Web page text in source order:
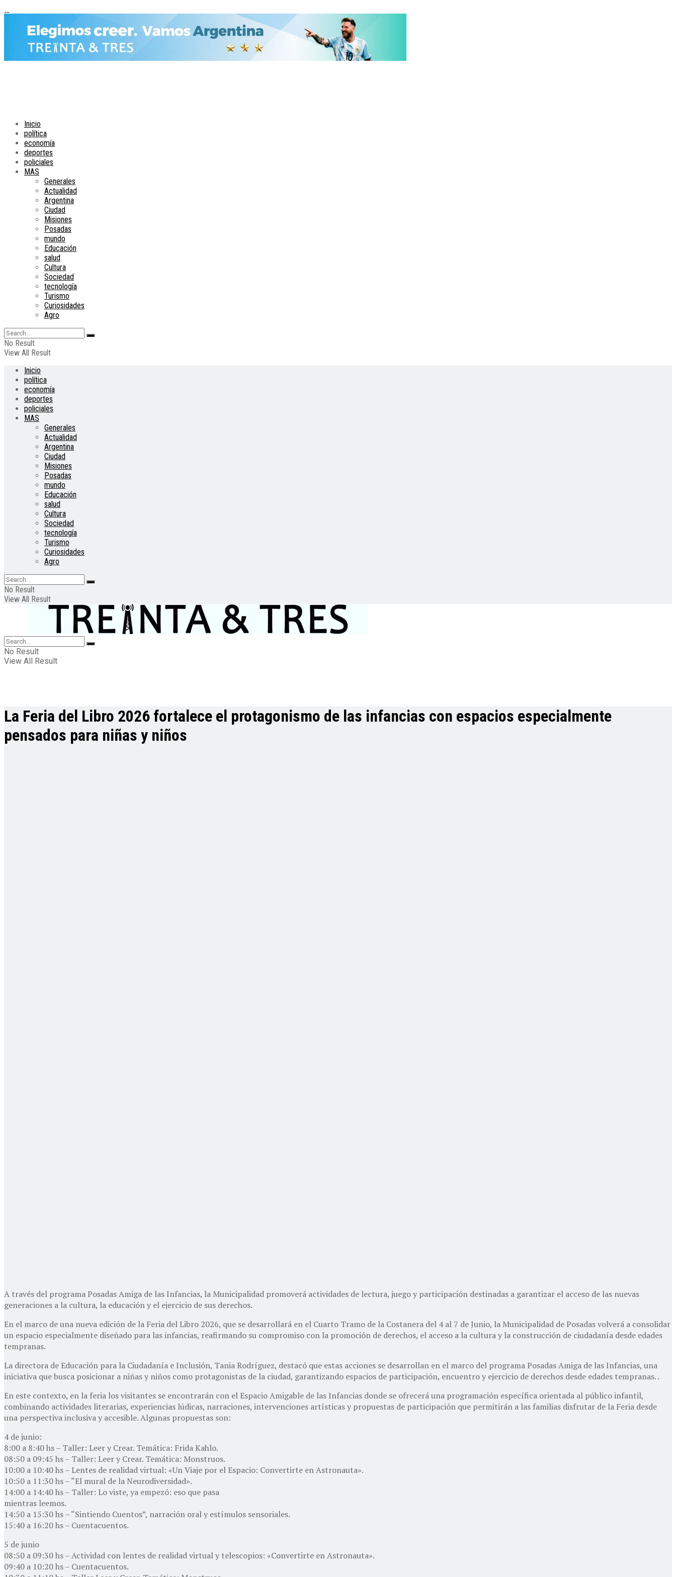
Inicio
política
economía
deportes
policiales
MAS
Generales
Actualidad
Argentina
Ciudad
Misiones
Posadas
mundo
Educación
salud
Cultura
Sociedad
tecnología
Turismo
Curiosidades
Agro
No Result
View All Result
Inicio
política
economía
deportes
policiales
MAS
Generales
Actualidad
Argentina
Ciudad
Misiones
Posadas
mundo
Educación
salud
Cultura
Sociedad
tecnología
Turismo
Curiosidades
Agro
No Result
View All Result
No Result
View All Result
La Feria del Libro 2026 fortalece el protagonismo de las infancias con espacios especialmente
pensados para niñas y niños
A través del programa Posadas Amiga de las Infancias, la Municipalidad promoverá actividades de lectura, juego y participación destinadas a garantizar el acceso de las nuevas
generaciones a la cultura, la educación y el ejercicio de sus derechos.
En el marco de una nueva edición de la Feria del Libro 2026, que se desarrollará en el Cuarto Tramo de la Costanera del 4 al 7 de Junio, la Municipalidad de Posadas volverá a consolidar
un espacio especialmente diseñado para las infancias, reafirmando su compromiso con la promoción de derechos, el acceso a la cultura y la construcción de ciudadanía desde edades
tempranas.
La directora de Educación para la Ciudadanía e Inclusión, Tania Rodríguez, destacó que estas acciones se desarrollan en el marco del programa Posadas Amiga de las Infancias, una
iniciativa que busca posicionar a niñas y niños como protagonistas de la ciudad, garantizando espacios de participación, encuentro y ejercicio de derechos desde edades tempranas. .
En este contexto, en la feria los visitantes se encontrarán con el Espacio Amigable de las Infancias donde se ofrecerá una programación específica orientada al público infantil,
combinando actividades literarias, experiencias lúdicas, narraciones, intervenciones artísticas y propuestas de participación que permitirán a las familias disfrutar de la Feria desde
una perspectiva inclusiva y accesible. Algunas propuestas son:
4 de junio:
8:00 a 8:40 hs – Taller: Leer y Crear. Temática: Frida Kahlo.
08:50 a 09:45 hs – Taller: Leer y Crear. Temática: Monstruos.
10:00 a 10:40 hs – Lentes de realidad virtual: «Un Viaje por el Espacio: Convertirte en Astronauta».
10:50 a 11:30 hs – “El mural de la Neurodiversidad».
14:00 a 14:40 hs – Taller: Lo viste, ya empezó: eso que pasa
mientras leemos.
14:50 a 15:30 hs – “Sintiendo Cuentos”, narración oral y estímulos sensoriales.
15:40 a 16:20 hs – Cuentacuentos.
5 de junio
08:50 a 09:30 hs – Actividad con lentes de realidad virtual y telescopios: «Convertirte en Astronauta».
09:40 a 10:20 hs – Cuentacuentos.